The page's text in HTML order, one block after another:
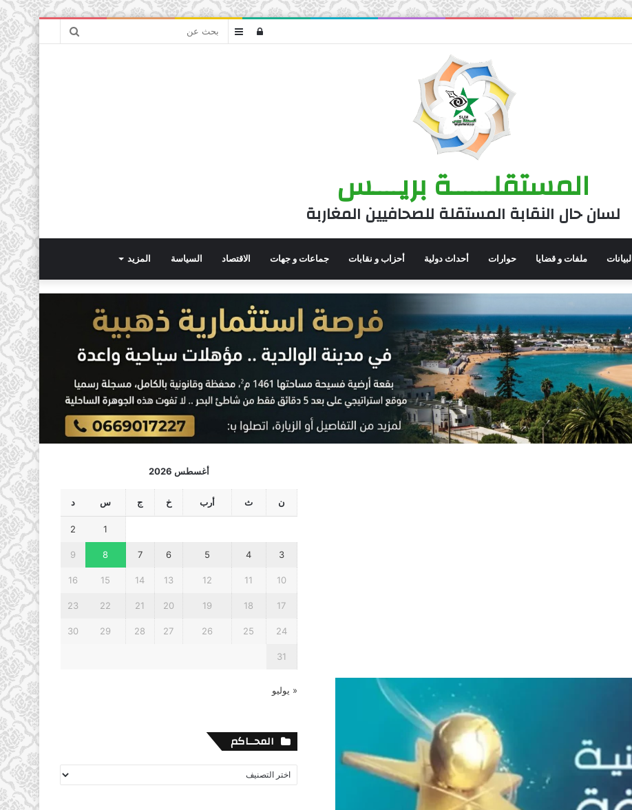
بحث
عمودتسجيل
المستقلــــــة بريــــس
لسان حال النقابة المستقلة للصحافيين المغاربة
البيانات ملفات و قضايا حوارات أحداث دولية أحزاب و نقابات جماعات و جهات الاقتصاد السياسة المزيد
أغسطس 2026
ن ث أرب خ ج س د
1
2
3
4
5
6
7
8
9
10
11
12
13
14
15
16
17
18
19
20
21
22
23
24
25
26
27
28
29
30
31
« يوليو
المحــاكم
المحــاكم